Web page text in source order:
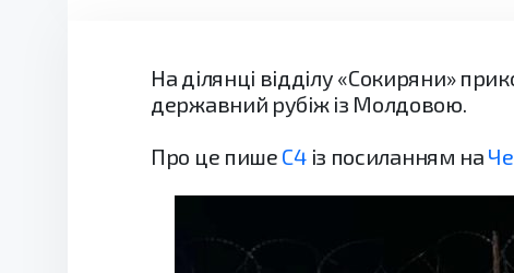
На ділянці відділу «Сокиряни»
державний рубіж із Молдовою.
Про це пише С4із посиланням на